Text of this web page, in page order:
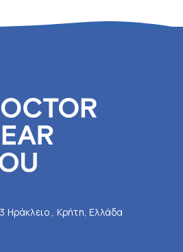
Ηράκλειο , Κρήτη, Ελλάδα